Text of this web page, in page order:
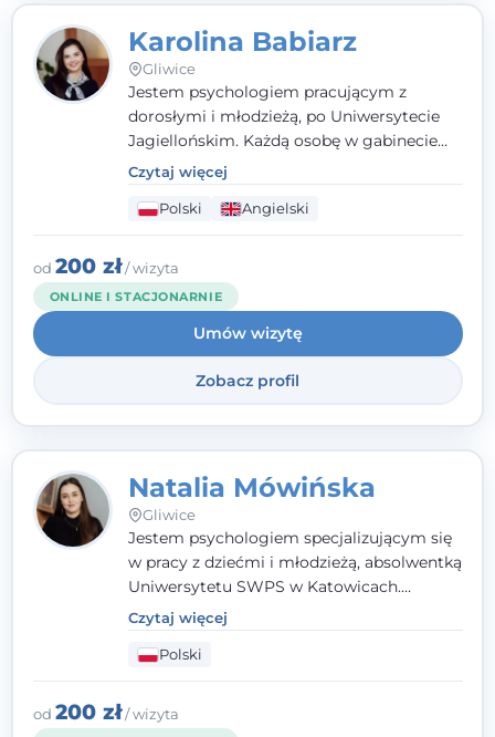
Karolina Babiarz
Gliwice
Jestem psychologiem pracującym z
dorosłymi i młodzieżą, po Uniwersytecie
Jagiellońskim. Każdą osobę w gabinecie
traktuję jak osobną historię, którą poznaję,
budując relację opartą na zaufaniu i
empatii. Przyjmuję w Poradni Teraply.pl w
Gliwicach oraz online, po polsku i po
angielsku.
Czytaj więcej
Polski Angielski
od 200 zł/ wizyta
ONLINE I STACJONARNIE
Umów wizytę
Zobacz profil
Natalia Mówińska
Gliwice
Jestem psychologiem specjalizującym się
w pracy z dziećmi i młodzieżą, absolwentką
Uniwersytetu SWPS w Katowicach.
Prowadzę konsultacje oraz terapię
nastawioną na potrzeby dziecka i jego
rodziny. Najważniejsze jest dla mnie
stworzenie bezpiecznego miejsca, w
którym dziecko czuje się zauważone i
zrozumiane.
Czytaj więcej
Polski
od 200 zł/ wizyta